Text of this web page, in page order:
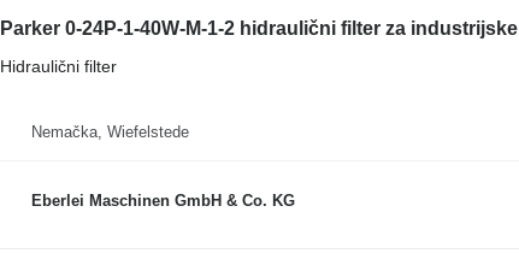
Parker 0-24P-1-40W-M-1-2 hidraulični filter za
Hidraulični filter
Nemačka, Wiefelstede
Eberlei Maschinen GmbH & Co. KG